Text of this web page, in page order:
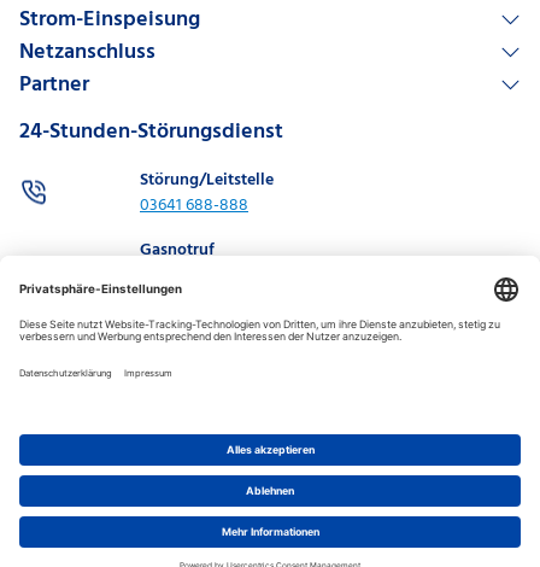
Strom-Einspeisung
Netzanschluss
Partner
24-Stunden-Störungsdienst
Störung/Leitstelle
03641 688-888
Gasnotruf
03641 688-886
0800 0688 886
Kontakt
Datenschutz-Einstellungen Impressum Datenschutz
Datenschutz allgemein Barrierefreiheit